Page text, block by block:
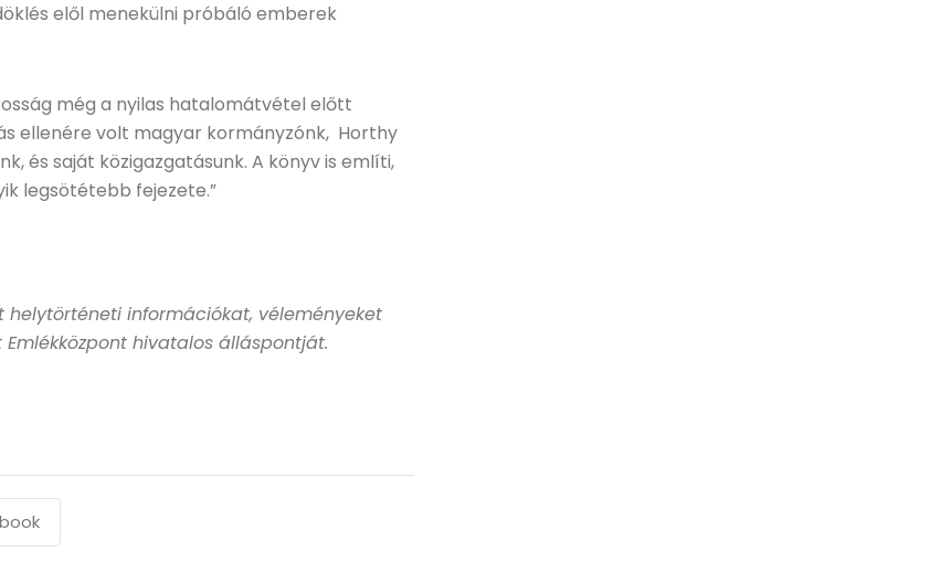
elől menekülni próbáló emberek
még a nyilas hatalomátvétel előtt
ellenére volt magyar kormányzónk, Horthy
és saját közigazgatásunk. A könyv is említi,
legsötétebb fejezete.”
helytörténeti információkat, véleményeket
Emlékközpont hivatalos álláspontját.